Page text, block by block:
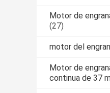
Motor de
(27)
motor del
Motor de
continua de 37